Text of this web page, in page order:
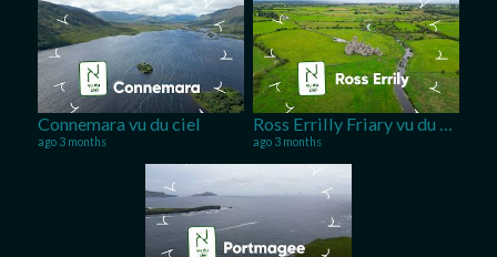
Connemara vu du ciel
ago 3 months ago 3 months